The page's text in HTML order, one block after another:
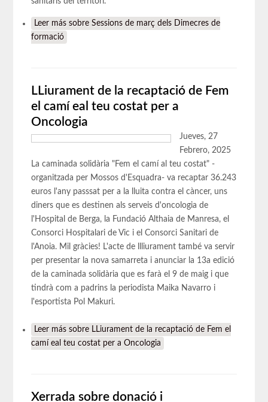
Leer más sobre Sessions de març dels Dimecres de
formació
LLiurament de la recaptació de Fem
el camí eal teu costat per a
Oncologia
Jueves, 27
Febrero, 2025
La caminada solidària "Fem el camí al teu costat" -
organitzada per Mossos d'Esquadra- va recaptar 36.243
euros l'any passsat per a la lluita contra el càncer, uns
diners que es destinen als serveis d'oncologia de
l'Hospital de Berga, la Fundació Althaia de Manresa, el
Consorci Hospitalari de Vic i el Consorci Sanitari de
l'Anoia. Mil gràcies! L'acte de llliurament també va servir
per presentar la nova samarreta i anunciar la 13a edició
de la caminada solidària que es farà el 9 de maig i que
tindrà com a padrins la periodista Maika Navarro i
l'esportista Pol Makuri.
Leer más sobre LLiurament de la recaptació de Fem el
camí eal teu costat per a Oncologia
Xerrada sobre donació i